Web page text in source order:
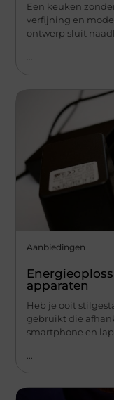
Een keuken
verfijning en
ontwerp sluit
Aanbiedingen
apparaten
Heb je ooit
gebruikt die
smartphone en